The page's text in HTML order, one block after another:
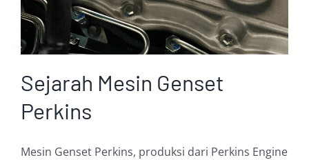
Sejarah Mesin Genset
Perkins
Mesin Genset Perkins, produksi dari Perkins Engine